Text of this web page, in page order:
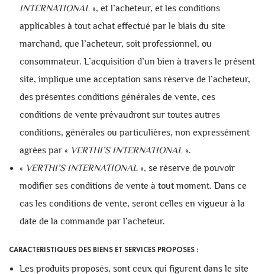
INTERNATIONAL », et l’acheteur, et les conditions
applicables à tout achat effectué par le biais du site
marchand, que l’acheteur, soit professionnel, ou
consommateur. L’acquisition d’un bien à travers le présent
site, implique une acceptation sans réserve de l’acheteur,
des présentes conditions générales de vente, ces
conditions de vente prévaudront sur toutes autres
conditions, générales ou particulières, non expressément
agrées par « VERTHI’S INTERNATIONAL ».
« VERTHI’S INTERNATIONAL », se réserve de pouvoir
modifier ses conditions de vente à tout moment. Dans ce
cas les conditions de vente, seront celles en vigueur à la
date de la commande par l’acheteur.
CARACTERISTIQUES DES BIENS ET SERVICES PROPOSES :
Les produits proposés, sont ceux qui figurent dans le site